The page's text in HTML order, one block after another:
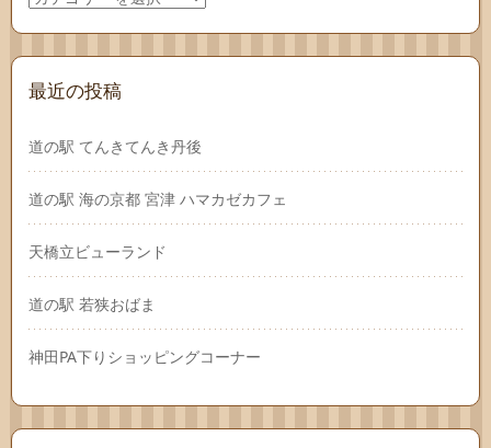
最近の投稿
道の駅 てんきてんき丹後
道の駅 海の京都 宮津 ハマカゼカフェ
天橋立ビューランド
道の駅 若狭おばま
神田PA下りショッピングコーナー